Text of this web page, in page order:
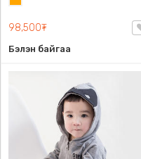
таарна, ZARA, 8779/458/615,
Урт ханцуйтай
98,500₮
Бэлэн байгаа